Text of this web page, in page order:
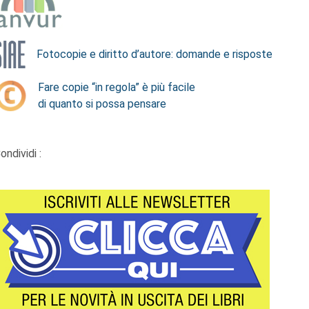
Fotocopie e diritto d’autore: domande e risposte
Fare copie “in regola” è più facile
di quanto si possa pensare
: